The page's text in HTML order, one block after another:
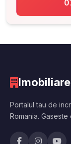
Portalul tau de
Romania.